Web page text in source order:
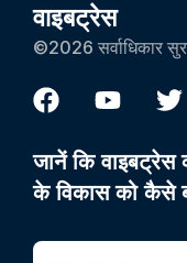
वाइबट्रेस
©2026 सर्वाधिकार
जानें कि वाइबट्रेस
के विकास को कैसे